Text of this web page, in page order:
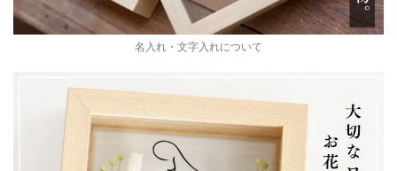
名入れ・文字入れについて